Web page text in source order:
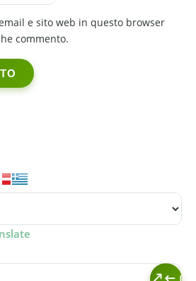
e sito web in questo browser
commento.